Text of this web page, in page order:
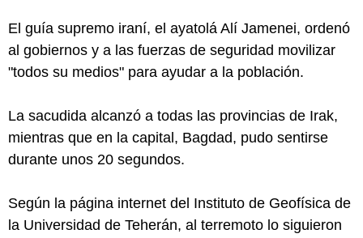
El guía supremo iraní, el ayatolá Alí Jamenei, ordenó
al gobiernos y a las fuerzas de seguridad movilizar
"todos su medios" para ayudar a la población.
La sacudida alcanzó a todas las provincias de Irak,
mientras que en la capital, Bagdad, pudo sentirse
durante unos 20 segundos.
Según la página internet del Instituto de Geofísica de
la Universidad de Teherán, al terremoto lo siguieron